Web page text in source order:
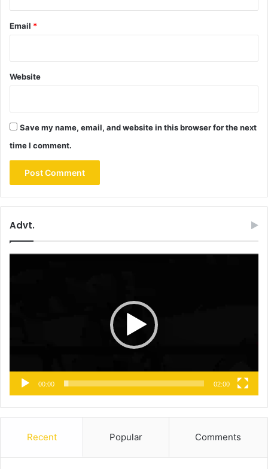
Email *
Website
Save my name, email, and website in this browser for the next
time I comment.
Advt.
00:00 02:00
Recent Popular Comments